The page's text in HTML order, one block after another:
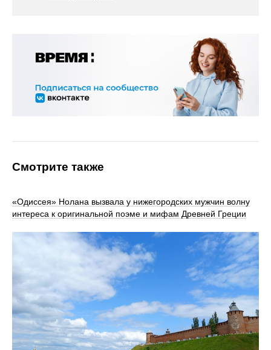
Смотрите также
«Одиссея» Нолана вызвала у нижегородских мужчин волну
интереса к оригинальной поэме и мифам Древней Греции